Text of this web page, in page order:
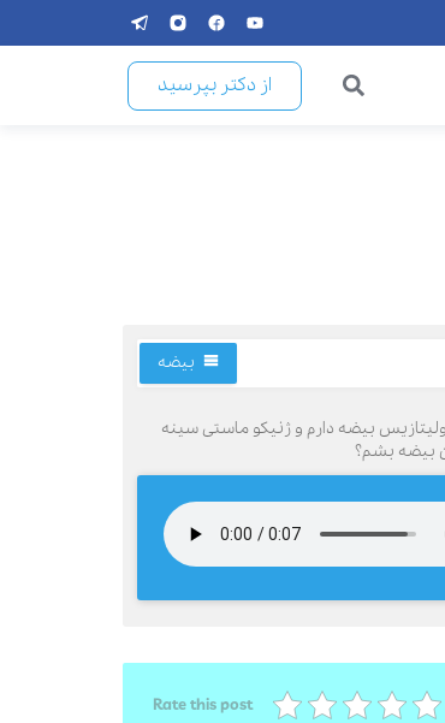
از دکتر بپرسید
بیضه
بیضه دارم و ژنیکو ماستی سینه
بیضه بشم؟
Rate this post